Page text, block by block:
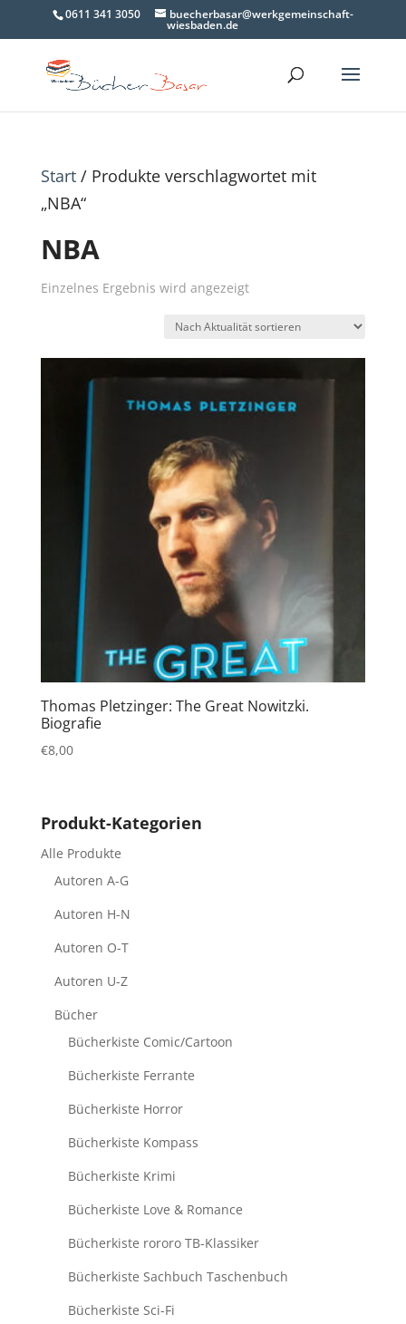
0611 341 3050 buecherbasar@werkgemeinschaft-
wiesbaden.de
Start/ Produkte verschlagwortet mit
„NBA“
NBA
Einzelnes Ergebnis wird angezeigt
Thomas Pletzinger: The Great Nowitzki.
Biografie
€8,00
Produkt-Kategorien
Alle Produkte
Autoren A-G
Autoren H-N
Autoren O-T
Autoren U-Z
Bücher
Bücherkiste Comic/Cartoon
Bücherkiste Ferrante
Bücherkiste Horror
Bücherkiste Kompass
Bücherkiste Krimi
Bücherkiste Love & Romance
Bücherkiste rororo TB-Klassiker
Bücherkiste Sachbuch Taschenbuch
Bücherkiste Sci-Fi